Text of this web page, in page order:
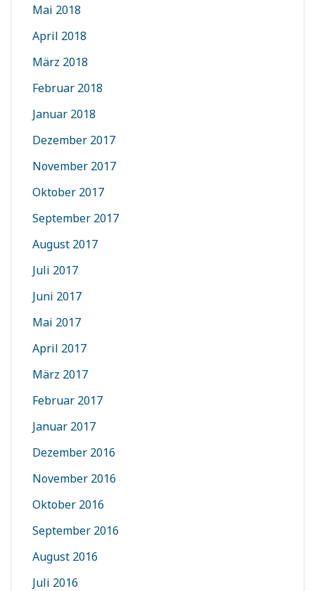
Mai 2018
April 2018
März 2018
Februar 2018
Januar 2018
Dezember 2017
November 2017
Oktober 2017
September 2017
August 2017
Juli 2017
Juni 2017
Mai 2017
April 2017
März 2017
Februar 2017
Januar 2017
Dezember 2016
November 2016
Oktober 2016
September 2016
August 2016
Juli 2016